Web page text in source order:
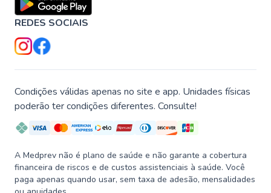
REDES SOCIAIS
Condições válidas apenas no site e app. Unidades físicas
poderão ter condições diferentes. Consulte!
A Medprev não é plano de saúde e não garante a cobertura
financeira de riscos e de custos assistenciais à saúde. Você
paga apenas quando usar, sem taxa de adesão, mensalidades